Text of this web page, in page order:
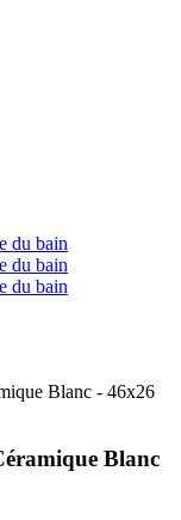
Blanc - 46x26
Blanc